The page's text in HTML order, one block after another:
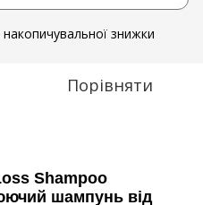
знижки
Порівняти
Shampoo
шампунь від